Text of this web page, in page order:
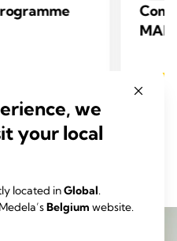
we
your local
located inGlobal.
Belgium website.